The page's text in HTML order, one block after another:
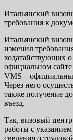
Итальянский
требования к
Итальянский
изменил
ходатайствующих
официальном
VMS –
Через него
также получение
въезд.
Так, визовый центр
работы с
сведения о